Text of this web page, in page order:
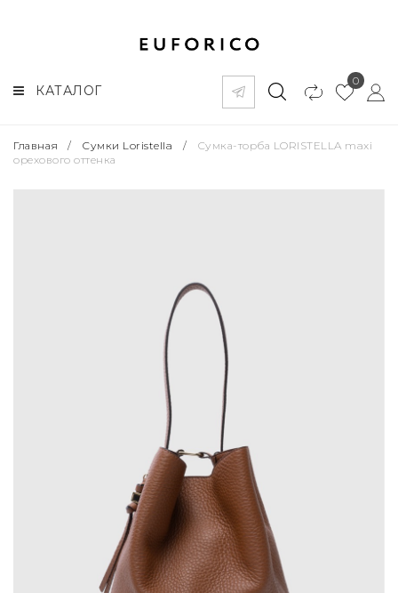
КАТАЛОГ
0
Главная / Сумки Loristella /
Сумка-торба LORISTELLA maxi
орехового оттенка